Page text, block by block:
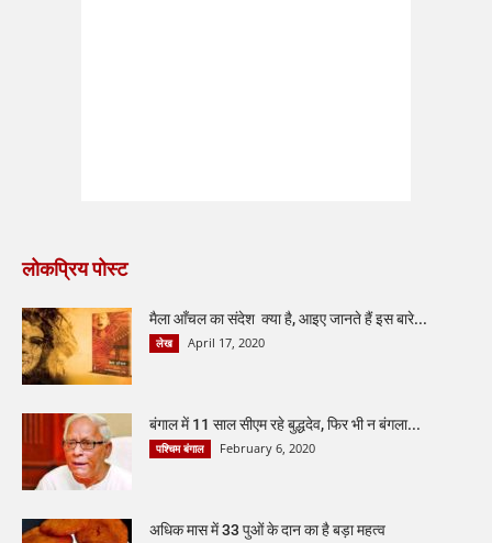
लोकप्रिय पोस्ट
मैला आँचल का संदेश क्या है, आइए जानते हैं इस बारे...
लेख April 17, 2020
बंगाल में 11 साल सीएम रहे बुद्धदेव, फिर भी न बंगला...
पश्चिम बंगाल February 6, 2020
अधिक मास में 33 पुओं के दान का है बड़ा महत्व